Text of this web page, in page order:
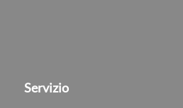
Servizio